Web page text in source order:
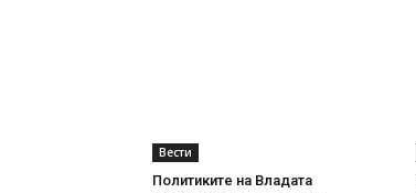
Вести
Политиките на Владата